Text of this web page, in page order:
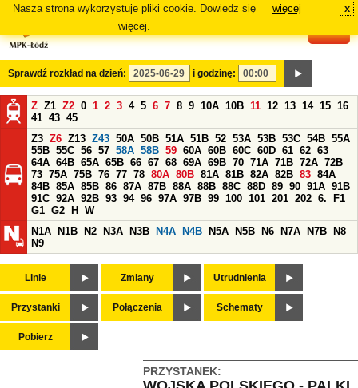
Nasza strona wykorzystuje pliki cookie. Dowiedz się
więcej.
więcej x
Sprawdź rozkład na dzień: i godzinę:
Z Z1 Z2 0 1 2 3 4 5 6 7 8 9 10A 10B 11 12 13 14 15 16
41 43 45
Z3 Z6 Z13 Z43 50A 50B 51A 51B 52 53A 53B 53C 54B 55A
55B 55C 56 57 58A 58B 59 60A 60B 60C 60D 61 62 63
64A 64B 65A 65B 66 67 68 69A 69B 70 71A 71B 72A 72B
73 75A 75B 76 77 78 80A 80B 81A 81B 82A 82B 83 84A
84B 85A 85B 86 87A 87B 88A 88B 88C 88D 89 90 91A 91B
91C 92A 92B 93 94 96 97A 97B 99 100 101 201 202 6.
F1
G1 G2 H
W
N1A
N1B N2 N3A N3B N4A N4B N5A N5B N6 N7A N7B
N8
N9
Linie Zmiany Utrudnienia
Przystanki Połączenia Schematy
Pobierz
PRZYSTANEK: